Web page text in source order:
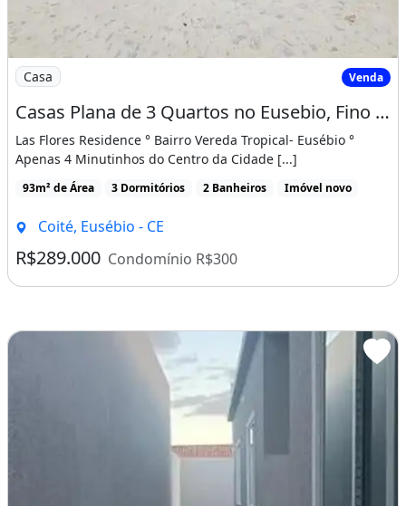
Imagem: Casas Plana de 3 Quartos no Eusebio, Fino
Casa Venda
Casas Plana de 3 Quartos no Eusebio, Fino Acabamento, Ultimas Unidades!
Las Flores Residence ° Bairro Vereda Tropical- Eusébio °
Apenas 4 Minutinhos do Centro da Cidade [...]
93m² de Área 3 Dormitórios 2 Banheiros Imóvel novo
Coité, Eusébio - CE
R$289.000 Condomínio R$300